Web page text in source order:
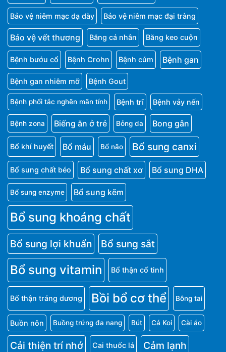
Bảo vệ niêm mạc dạ dày Bảo vệ niêm mạc đại tràng
Bảo vệ vết thương Băng cá nhân Băng keo cuộn
Bệnh bướu cổ Bệnh Crohn Bệnh cúm Bệnh gan
Bệnh gan nhiễm mỡ Bệnh Gout
Bệnh phổi tắc nghẽn mãn tính Bệnh trĩ Bệnh vảy nến
Bệnh zona Biếng ăn ở trẻ Bỏng da Bong gân
Bổ khí huyết Bổ máu Bổ não Bổ sung canxi
Bổ sung chất béo Bổ sung chất xơ Bổ sung DHA
Bổ sung enzyme Bổ sung kẽm
Bổ sung khoáng chất
Bổ sung lợi khuẩn Bổ sung sắt
Bổ sung vitamin Bổ thận cố tinh
Bổ thận tráng dương Bồi bổ cơ thể Bông tai
Buồn nôn Buồng trứng đa nang Bút Cá Koi Cài áo
Cải thiện trí nhớ Cai thuốc lá Cảm lạnh